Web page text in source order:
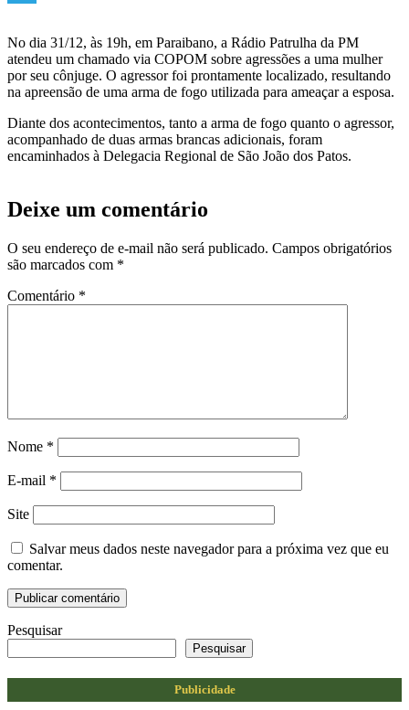
No dia 31/12, às 19h, em Paraibano, a Rádio Patrulha da PM
atendeu um chamado via COPOM sobre agressões a uma mulher
por seu cônjuge. O agressor foi prontamente localizado, resultando
na apreensão de uma arma de fogo utilizada para ameaçar a esposa.
Diante dos acontecimentos, tanto a arma de fogo quanto o agressor,
acompanhado de duas armas brancas adicionais, foram
encaminhados à Delegacia Regional de São João dos Patos.
Deixe um comentário
O seu endereço de e-mail não será publicado. Campos obrigatórios
são marcados com *
Comentário *
Nome *
E-mail *
Site
Salvar meus dados neste navegador para a próxima vez que eu
comentar.
Pesquisar
Pesquisar
Publicidade